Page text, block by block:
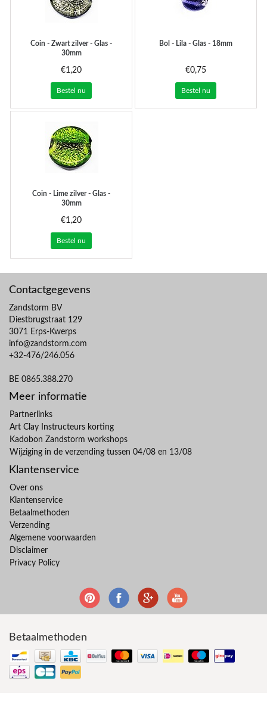
Coin - Zwart zilver - Glas -
30mm
€1,20
Bestel nu
Bol - Lila - Glas - 18mm
€0,75
Bestel nu
Coin - Lime zilver - Glas -
30mm
€1,20
Bestel nu
Contactgegevens
Zandstorm BV
Diestbrugstraat 129
3071 Erps-Kwerps
info@zandstorm.com
+32-476/246.056
BE 0865.388.270
Meer informatie
Partnerlinks
Art Clay Instructeurs korting
Kadobon Zandstorm workshops
Wijziging in de verzending tussen 04/08 en 13/08
Klantenservice
Over ons
Klantenservice
Betaalmethoden
Verzending
Algemene voorwaarden
Disclaimer
Privacy Policy
Betaalmethoden